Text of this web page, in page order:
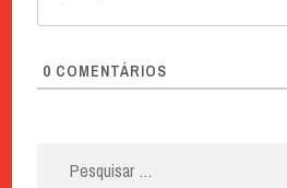
0 COMENTÁRIOS